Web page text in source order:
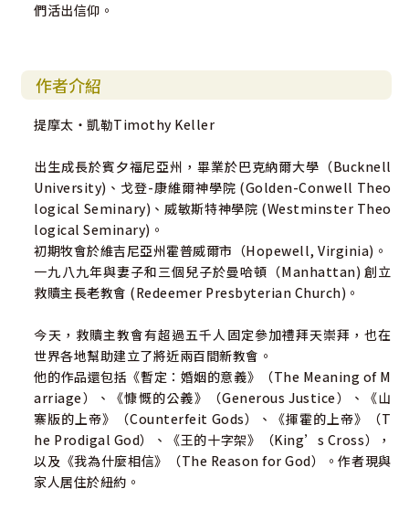
們活出信仰。
作者介紹
提摩太‧凱勒Timothy Keller
出生成長於賓夕福尼亞州，畢業於巴克納爾大學（Bucknell
University)、戈登-康維爾神學院 (Golden-Conwell Theo
logical Seminary)、威敏斯特神學院 (Westminster Theo
logical Seminary)。
初期牧會於維吉尼亞州霍普威爾市（Hopewell, Virginia)。
一九八九年與妻子和三個兒子於曼哈頓（Manhattan) 創立
救贖主長老教會 (Redeemer Presbyterian Church)。
今天，救贖主教會有超過五千人固定參加禮拜天崇拜，也在
世界各地幫助建立了將近兩百間新教會。
他的作品還包括《暫定：婚姻的意義》（The Meaning of M
arriage）、《慷慨的公義》（Generous Justice）、《山
寨版的上帝》（Counterfeit Gods）、《揮霍的上帝》（T
he Prodigal God）、《王的十字架》（King’s Cross），
以及《我為什麼相信》（The Reason for God）。作者現與
家人居住於紐約。